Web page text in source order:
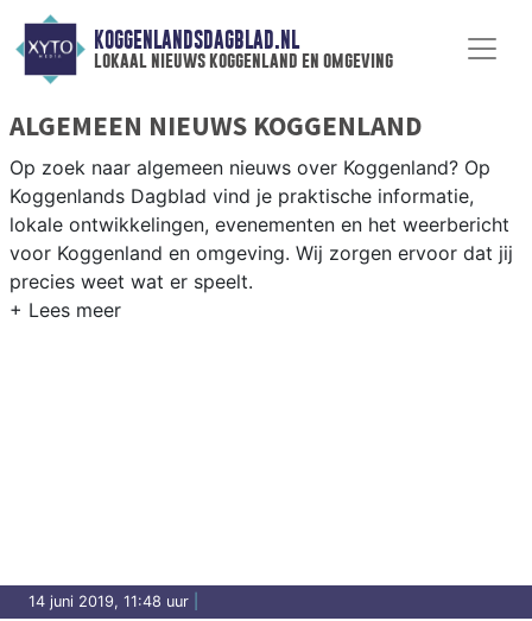
KOGGENLANDSDAGBLAD.NL
lokaal nieuws koggenland en omgeving
ALGEMEEN NIEUWS KOGGENLAND
Op zoek naar algemeen nieuws over Koggenland? Op
Koggenlands Dagblad vind je praktische informatie,
lokale ontwikkelingen, evenementen en het weerbericht
voor Koggenland en omgeving. Wij zorgen ervoor dat jij
precies weet wat er speelt.
14 juni 2019, 11:48 uur